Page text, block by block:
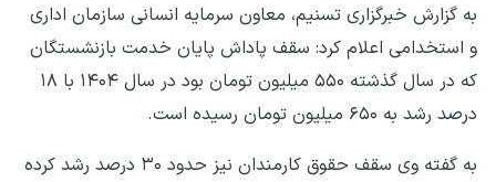
به گزارش خبرگزاری تسنیم، معاون سرمایه انسانی سازمان اداری
و استخدامی اعلام کرد: سقف پاداش پایان خدمت بازنشستگان
که در سال گذشته ۵۵۰ میلیون تومان بود در سال ۱۴۰۴ با ۱۸
درصد رشد به ۶۵۰ میلیون تومان رسیده است.
به گفته وی سقف حقوق کارمندان نیز حدود ۳۰ درصد رشد کرده